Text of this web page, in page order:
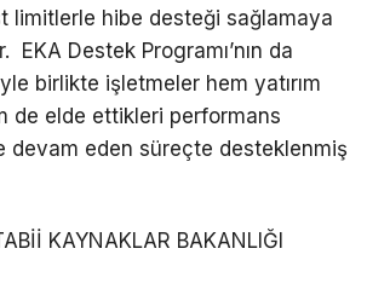
limitlerle hibe desteği sağlamaya
EKA Destek Programı’nın da
birlikte işletmeler hem yatırım
de elde ettikleri performans
devam eden süreçte desteklenmiş
KAYNAKLAR BAKANLIĞI